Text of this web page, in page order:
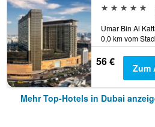
5 Sterne
0,0 km vom
56 € Zum
Mehr Top-Hotels in Dubai